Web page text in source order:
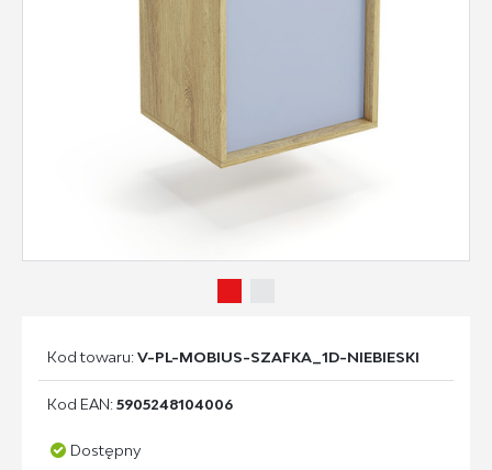
Kod towaru:V-PL-MOBIUS-SZAFKA_1D-NIEBIESKI
Kod EAN:5905248104006
Dostępny